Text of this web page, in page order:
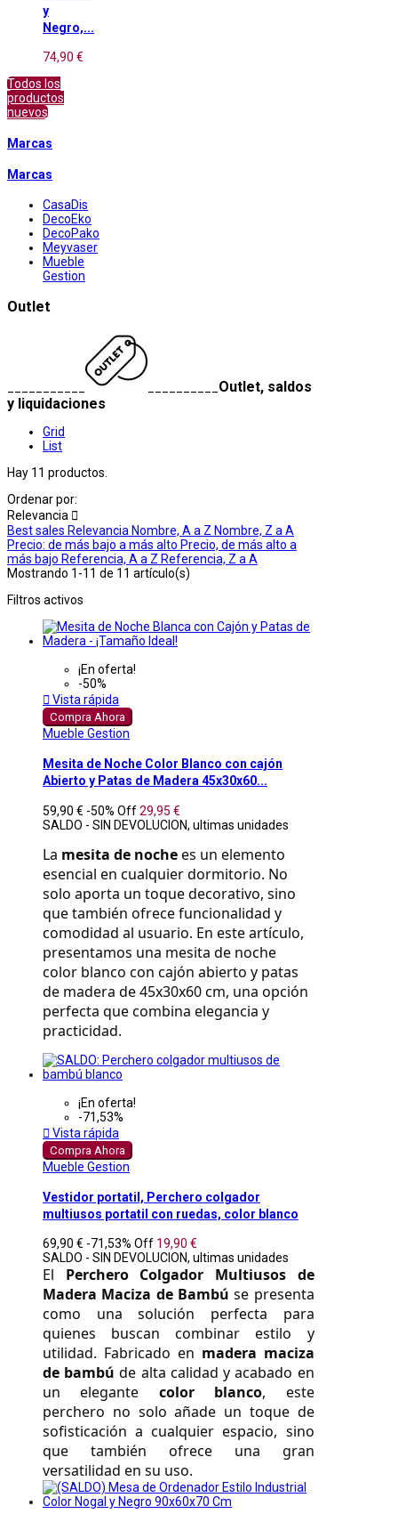
y
Negro,...
74,90 €
Todos los
productos
nuevos
Marcas
Marcas
CasaDis
DecoEko
DecoPako
Meyvaser
Mueble
Gestion
Outlet
Outlet, saldos
y liquidaciones
Grid
List
Hay 11 productos.
Ordenar por:
Relevancia 
Best sales Relevancia Nombre, A a Z Nombre, Z a A
Precio: de más bajo a más alto Precio, de más alto a
más bajo Referencia, A a Z Referencia, Z a A
Mostrando 1-11 de 11 artículo(s)
Filtros activos
¡En oferta!
-50%
 Vista rápida
Compra Ahora
Mueble Gestion
Mesita de Noche Color Blanco con cajón
Abierto y Patas de Madera 45x30x60...
59,90 € -50% Off29,95 €
SALDO - SIN DEVOLUCION, ultimas unidades
La mesita de noche es un elemento
esencial en cualquier dormitorio. No
solo aporta un toque decorativo, sino
que también ofrece funcionalidad y
comodidad al usuario. En este artículo,
presentamos una mesita de noche
color blanco con cajón abierto y patas
de madera de 45x30x60 cm, una opción
perfecta que combina elegancia y
practicidad.
¡En oferta!
-71,53%
 Vista rápida
Compra Ahora
Mueble Gestion
Vestidor portatil, Perchero colgador
multiusos portatil con ruedas, color blanco
69,90 € -71,53% Off 19,90 €
SALDO - SIN DEVOLUCION, ultimas unidades
El Perchero Colgador Multiusos de
Madera Maciza de Bambú se presenta
como una solución perfecta para
quienes buscan combinar estilo y
utilidad. Fabricado en madera maciza
de bambú de alta calidad y acabado en
un elegante color blanco, este
perchero no solo añade un toque de
sofisticación a cualquier espacio, sino
que también ofrece una gran
versatilidad en su uso.